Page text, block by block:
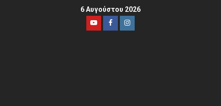
6 Αυγούστου 2026